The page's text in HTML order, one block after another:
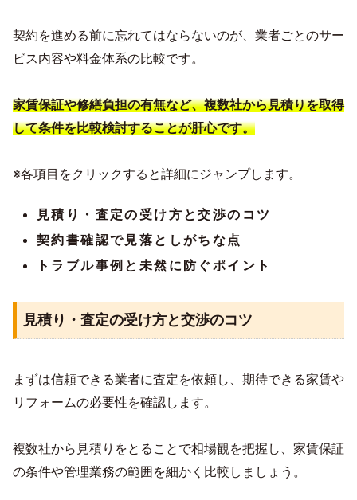
契約を進める前に忘れてはならないのが、業者ごとのサー
ビス内容や料金体系の比較です。
家賃保証や修繕負担の有無など、複数社から見積りを取得
して条件を比較検討することが肝心です。
※各項目をクリックすると詳細にジャンプします。
見積り・査定の受け方と交渉のコツ
契約書確認で見落としがちな点
トラブル事例と未然に防ぐポイント
見積り・査定の受け方と交渉のコツ
まずは信頼できる業者に査定を依頼し、期待できる家賃や
リフォームの必要性を確認します。
複数社から見積りをとることで相場観を把握し、家賃保証
の条件や管理業務の範囲を細かく比較しましょう。